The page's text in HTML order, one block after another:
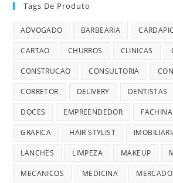
Tags De Produto
ADVOGADO BARBEARIA
CARTAO CHURROS CLINICAS
CONSTRUCAO CONSULTORIA
CORRETOR DELIVERY DENTISTAS
DOCES EMPREENDEDOR FACHINA
GRAFICA HAIR STYLIST
LANCHES LIMPEZA MAKEUP
MECANICOS MEDICINA MERCADO